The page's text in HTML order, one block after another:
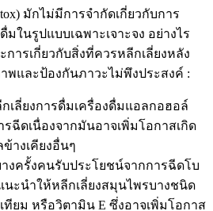
มักไม่มีการจำกัดเกี่ยวกับการ
ในรูปแบบเฉพาะเจาะจง อย่างไร
ารเกี่ยวกับสิ่งที่ควรหลีกเลี่ยงหลัง
พและป้องกันภาวะไม่พึงประสงค์ :
เลี่ยงการดื่มเครื่องดื่มแอลกอฮอล์
รฉีดเนื่องจากมันอาจเพิ่มโอกาสเกิด
ข้างเคียงอื่นๆ
งครั้งคนรับประโยชน์จากการฉีดโบ
ะนำให้หลีกเลี่ยงสมุนไพรบางชนิด
ทียม หรือวิตามิน E ซึ่งอาจเพิ่มโอกาส